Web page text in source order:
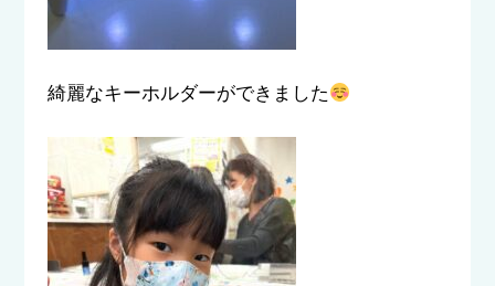
綺麗なキーホルダーができました